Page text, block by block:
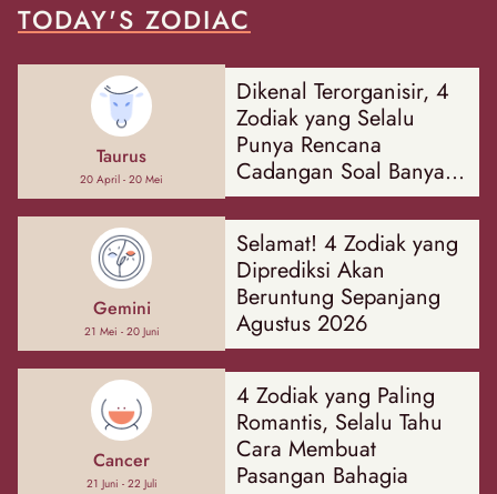
TODAY'S ZODIAC
Taurus
20 April - 20 Mei
Dikenal Terorganisir, 4
Zodiak yang Selalu
Punya Rencana
Cadangan Soal Banyak
Hal
Gemini
21 Mei - 20 Juni
Selamat! 4 Zodiak yang
Diprediksi Akan
Beruntung Sepanjang
Agustus 2026
Cancer
21 Juni - 22 Juli
4 Zodiak yang Paling
Romantis, Selalu Tahu
Cara Membuat
Pasangan Bahagia